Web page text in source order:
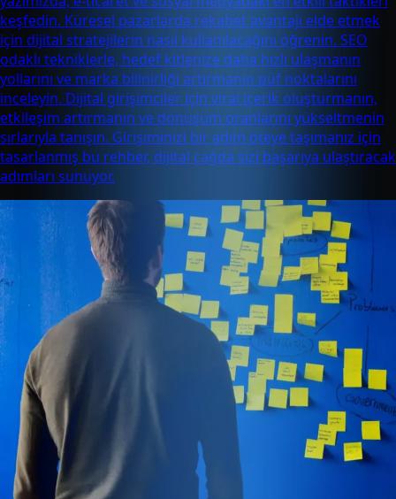
keşfedin. Küresel pazarlarda rekabet avantajı elde etmek
için dijital stratejilerin nasıl kullanılacağını öğrenin. SEO
odaklı tekniklerle, hedef kitlenize daha hızlı ulaşmanın
yollarını ve marka bilinirliği artırmanın püf noktalarını
inceleyin. Dijital girişimciler için viral içerik oluşturmanın,
etkileşim artırmanın ve dönüşüm oranlarını yükseltmenin
sırlarıyla tanışın. Girişiminizi bir adım öteye taşımanız için
tasarlanmış bu rehber, dijital çağda sizi başarıya ulaştıracak
adımları sunuyor.